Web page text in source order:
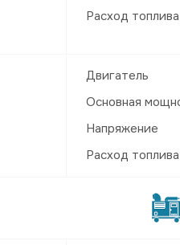
Расход топлива
Двигатель
Основная
Напряжение
Расход топлива